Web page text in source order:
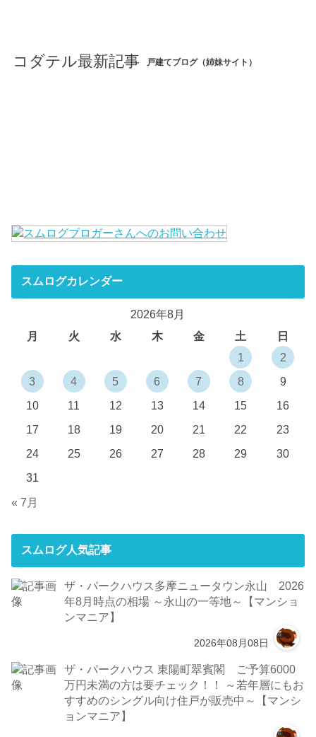
コダテル最新記事 戸建てブログ（姉妹サイト）
スムログカレンダー
2026年8月
月
火 水 木 金 土
日
1
2
3
4 5 6 7 8
9
10
11 12 13 14 15
16
17
18 19 20 21 22
23
24
25 26 27 28 29
30
31
« 7月
スムログ人気記事
ザ・パークハウス多摩ニュータウン永山 2026
年8月時点の相場 ～永山の一等地～【マンショ
ンマニア】
2026年08月08日
ザ・パークハウス 東陽町翠賓閣 ご予算6000
万円未満の方は要チェック！！ ～若年層にもお
すすめのシングル向け住戸が販売中～【マンシ
ョンマニア】